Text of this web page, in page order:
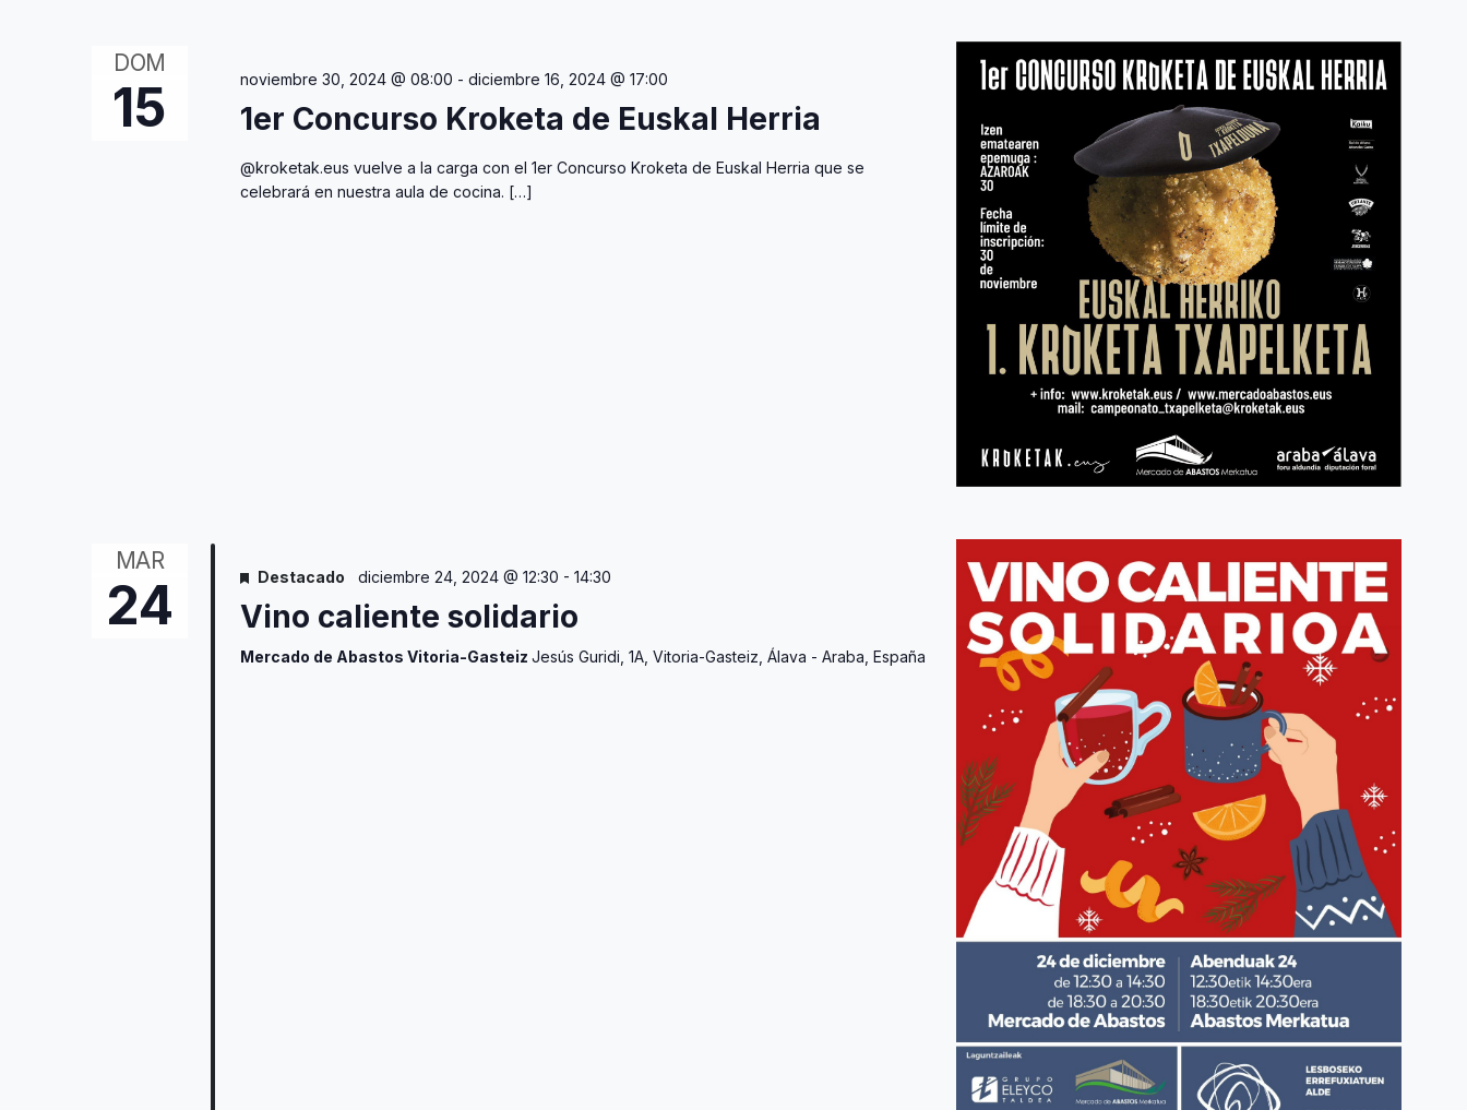
Eventos
DOM
15 noviembre 30, 2024 @ 08:00 - diciembre 16, 2024 @ 17:00
1er Concurso Kroketa de Euskal Herria
@kroketak.eus vuelve a la carga con el 1er Concurso Kroketa de Euskal Herria que se
celebrará en nuestra aula de cocina. […]
MAR
24 Destacado diciembre 24, 2024 @ 12:30 - 14:30
Vino caliente solidario
Mercado de Abastos Vitoria-Gasteiz Jesús Guridi, 1A, Vitoria-Gasteiz, Álava - Araba, España